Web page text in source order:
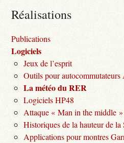
Réalisations
Publications
Logiciels
Jeux de l’esprit
Outils pour
La météo du RER
Logiciels HP48
Attaque « Man in the middle
Historiques de la hauteur de la
Applications pour montres